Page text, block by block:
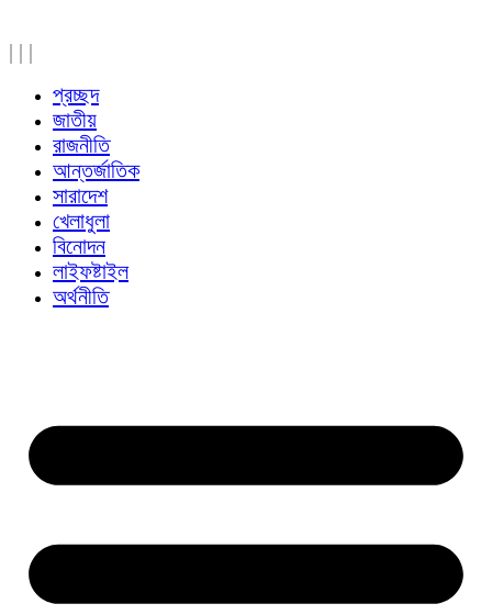
| | |
প্রচ্ছদ
জাতীয়
রাজনীতি
আন্তর্জাতিক
সারাদেশ
খেলাধুলা
বিনোদন
লাইফষ্টাইল
অর্থনীতি